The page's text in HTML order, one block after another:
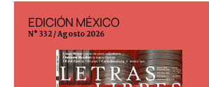
EDICIÓN MÉXICO
N° 332 / Agosto 2026